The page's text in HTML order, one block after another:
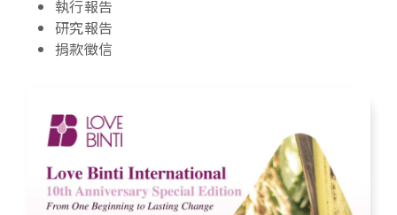
執行報告
研究報告
捐款徵信